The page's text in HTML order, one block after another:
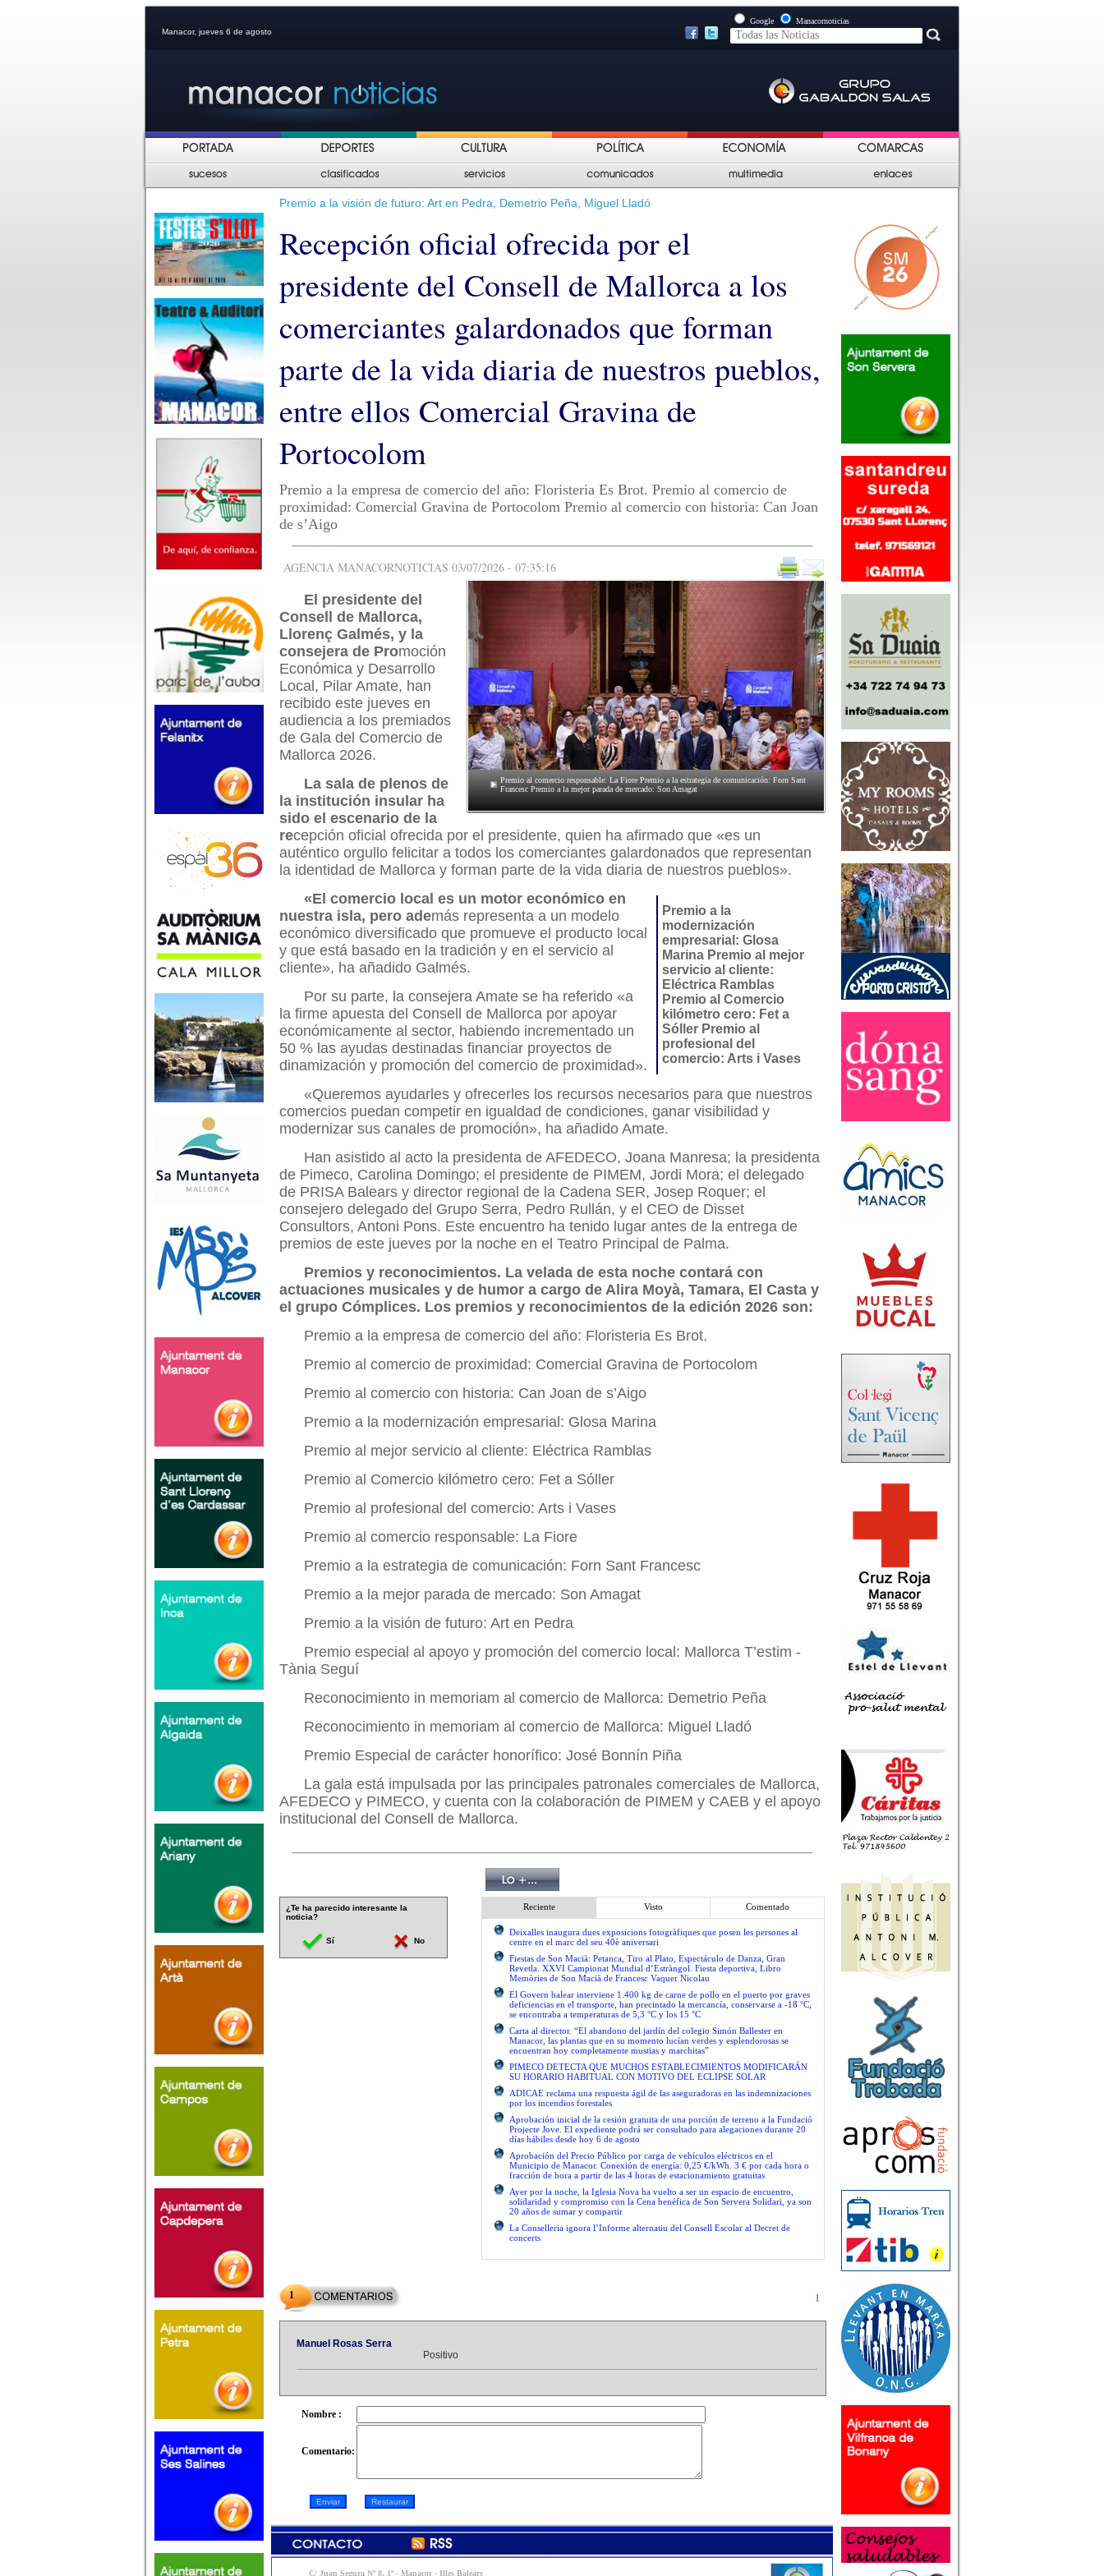
Manacor, jueves 6 de agosto
Google Manacornoticias
Premio a la visión de futuro: Art en Pedra, Demetrio Peña, Miguel Lladó
Recepción oficial ofrecida por el
presidente del Consell de Mallorca a los
comerciantes galardonados que forman
parte de la vida diaria de nuestros pueblos,
entre ellos Comercial Gravina de
Portocolom
Premio a la empresa de comercio del año: Floristeria Es Brot. Premio al comercio de
proximidad: Comercial Gravina de Portocolom Premio al comercio con historia: Can Joan
de s’Aigo
AGENCIA MANACORNOTICIAS 03/07/2026 - 07:35:16
Premio al comercio responsable: La Fiore Premio a la estrategia de comunicación: Forn Sant
Francesc Premio a la mejor parada de mercado: Son Amagat
El presidente del
Consell de Mallorca,
Llorenç Galmés, y la
consejera de Promoción
Económica y Desarrollo
Local, Pilar Amate, han
recibido este jueves en
audiencia a los premiados
de Gala del Comercio de
Mallorca 2026.
La sala de plenos de
la institución insular ha
sido el escenario de la
recepción oficial ofrecida por el presidente, quien ha afirmado que «es un
auténtico orgullo felicitar a todos los comerciantes galardonados que representan
la identidad de Mallorca y forman parte de la vida diaria de nuestros pueblos».
Premio a la
modernización
empresarial: Glosa
Marina Premio al mejor
servicio al cliente:
Eléctrica Ramblas
Premio al Comercio
kilómetro cero: Fet a
Sóller Premio al
profesional del
comercio: Arts i Vases
«El comercio local es un motor económico en
nuestra isla, pero además representa a un modelo
económico diversificado que promueve el producto local
y que está basado en la tradición y en el servicio al
cliente», ha añadido Galmés.
Por su parte, la consejera Amate se ha referido «a
la firme apuesta del Consell de Mallorca por apoyar
económicamente al sector, habiendo incrementado un
50 % las ayudas destinadas financiar proyectos de
dinamización y promoción del comercio de proximidad».
«Queremos ayudarles y ofrecerles los recursos necesarios para que nuestros
comercios puedan competir en igualdad de condiciones, ganar visibilidad y
modernizar sus canales de promoción», ha añadido Amate.
Han asistido al acto la presidenta de AFEDECO, Joana Manresa; la presidenta
de Pimeco, Carolina Domingo; el presidente de PIMEM, Jordi Mora; el delegado
de PRISA Balears y director regional de la Cadena SER, Josep Roquer; el
consejero delegado del Grupo Serra, Pedro Rullán, y el CEO de Disset
Consultors, Antoni Pons. Este encuentro ha tenido lugar antes de la entrega de
premios de este jueves por la noche en el Teatro Principal de Palma.
Premios y reconocimientos. La velada de esta noche contará con
actuaciones musicales y de humor a cargo de Alira Moyà, Tamara, El Casta y
el grupo Cómplices. Los premios y reconocimientos de la edición 2026 son:
Premio a la empresa de comercio del año: Floristeria Es Brot.
Premio al comercio de proximidad: Comercial Gravina de Portocolom
Premio al comercio con historia: Can Joan de s’Aigo
Premio a la modernización empresarial: Glosa Marina
Premio al mejor servicio al cliente: Eléctrica Ramblas
Premio al Comercio kilómetro cero: Fet a Sóller
Premio al profesional del comercio: Arts i Vases
Premio al comercio responsable: La Fiore
Premio a la estrategia de comunicación: Forn Sant Francesc
Premio a la mejor parada de mercado: Son Amagat
Premio a la visión de futuro: Art en Pedra
Premio especial al apoyo y promoción del comercio local: Mallorca T’estim -
Tània Seguí
Reconocimiento in memoriam al comercio de Mallorca: Demetrio Peña
Reconocimiento in memoriam al comercio de Mallorca: Miguel Lladó
Premio Especial de carácter honorífico: José Bonnín Piña
La gala está impulsada por las principales patronales comerciales de Mallorca,
AFEDECO y PIMECO, y cuenta con la colaboración de PIMEM y CAEB y el apoyo
institucional del Consell de Mallorca.
¿Te ha parecido interesante la
noticia?
Sí No
Reciente Visto Comentado
Deixalles inaugura dues exposicions fotogràfiques que posen les persones al
centre en el marc del seu 40è aniversari
Fiestas de Son Macià: Petanca, Tiro al Plato, Espectáculo de Danza, Gran
Revetla. XXVI Campionat Mundial d’Estràngol. Fiesta deportiva, Libro
Memòries de Son Macià de Francesc Vaquer Nicolau
El Govern balear interviene 1.400 kg de carne de pollo en el puerto por graves
deficiencias en el transporte, han precintado la mercancía, conservarse a -18 °C,
se encontraba a temperaturas de 5,3 °C y los 15 °C
Carta al director. “El abandono del jardín del colegio Simón Ballester en
Manacor, las plantas que en su momento lucían verdes y esplendorosas se
encuentran hoy completamente mustias y marchitas”
PIMECO DETECTA QUE MUCHOS ESTABLECIMIENTOS MODIFICARÁN
SU HORARIO HABITUAL CON MOTIVO DEL ECLIPSE SOLAR
ADICAE reclama una respuesta ágil de las aseguradoras en las indemnizaciones
por los incendios forestales
Aprobación inicial de la cesión gratuita de una porción de terreno a la Fundació
Projecte Jove. El expediente podrá ser consultado para alegaciones durante 20
días hábiles desde hoy 6 de agosto
Aprobación del Precio Público por carga de vehículos eléctricos en el
Municipio de Manacor. Conexión de energía: 0,25 €/kWh. 3 € por cada hora o
fracción de hora a partir de las 4 horas de estacionamiento gratuitas
Ayer por la noche, la Iglesia Nova ha vuelto a ser un espacio de encuentro,
solidaridad y compromiso con la Cena benéfica de Son Servera Solidari, ya son
20 años de sumar y compartir
La Conselleria ignora l’Informe alternatiu del Consell Escolar al Decret de
concerts
1 1
Manuel Rosas Serra
Positivo
Nombre :
Comentario:
C/ Juan Segura Nº 8, 1º - Manacor - Illes Balears